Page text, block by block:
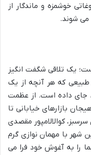
خوشمزه و ماندگار از
شوند.
یک تلاقی شگفت انگیز
طبیعی که هر آنچه از یک
جای داده است. از عظمت
بازارهای خیابانی تا
کوالالامپور مقصدی
شهر با مهمان نوازی گرم
را به آغوش خود فرا می